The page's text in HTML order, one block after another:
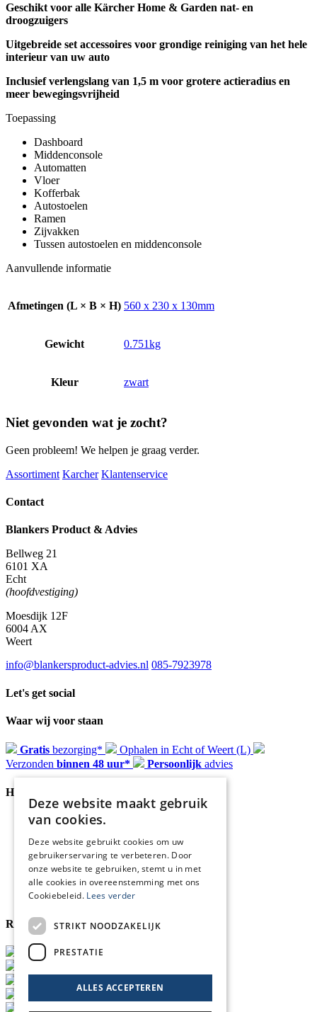
Geschikt voor alle Kärcher Home & Garden nat- en
droogzuigers
Uitgebreide set accessoires voor grondige reiniging van het hele
interieur van uw auto
Inclusief verlengslang van 1,5 m voor grotere actieradius en
meer bewegingsvrijheid
Toepassing
Dashboard
Middenconsole
Automatten
Vloer
Kofferbak
Autostoelen
Ramen
Zijvakken
Tussen autostoelen en middenconsole
Aanvullende informatie
Afmetingen (L × B × H) 560 x 230 x 130mm
Gewicht 0.751kg
Kleur zwart
Niet gevonden wat je zocht?
Geen probleem! We helpen je graag verder.
Assortiment Karcher Klantenservice
Contact
Blankers Product & Advies
Bellweg 21
6101 XA
Echt
(hoofdvestiging)
Moesdijk 12F
6004 AX
Weert
info@blankersproduct-advies.nl 085-7923978
Let's get social
Waar wij voor staan
Gratis bezorging*
Ophalen in Echt of Weert (L)
Verzonden binnen 48 uur* Persoonlijk advies
Handige Links
Home
Over ons
Blog
Privacyverklaring
Retour- en terugbetalingsbeleid
Cookies
Reviewmerk
Deze website maakt gebruik
van cookies.
Deze website gebruikt cookies om uw
gebruikerservaring te verbeteren. Door
onze website te gebruiken, stemt u in met
alle cookies in overeenstemming met ons
Cookiebeleid. Lees verder
STRIKT NOODZAKELIJK
PRESTATIE
ALLES ACCEPTEREN